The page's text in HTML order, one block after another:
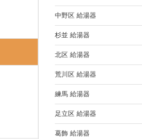
中野区 給湯器
杉並 給湯器
北区 給湯器
荒川区 給湯器
練馬 給湯器
足立区 給湯器
葛飾 給湯器